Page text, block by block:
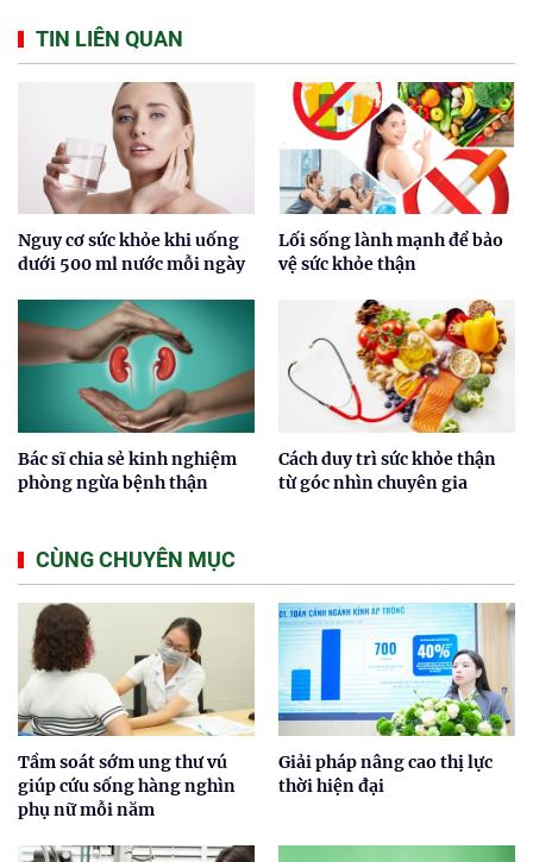
TIN LIÊN QUAN
Nguy cơ sức khỏe khi uống
dưới 500 ml nước mỗi ngày
Lối sống lành mạnh để bảo
vệ sức khỏe thận
Bác sĩ chia sẻ kinh nghiệm
phòng ngừa bệnh thận
Cách duy trì sức khỏe thận
từ góc nhìn chuyên gia
CÙNG CHUYÊN MỤC
Tầm soát sớm ung thư vú
giúp cứu sống hàng nghìn
phụ nữ mỗi năm
Giải pháp nâng cao thị lực
thời hiện đại